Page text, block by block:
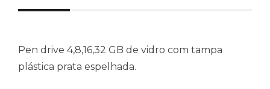
Pen drive 4,8,16,32 GB de vidro com tampa
plástica prata espelhada.